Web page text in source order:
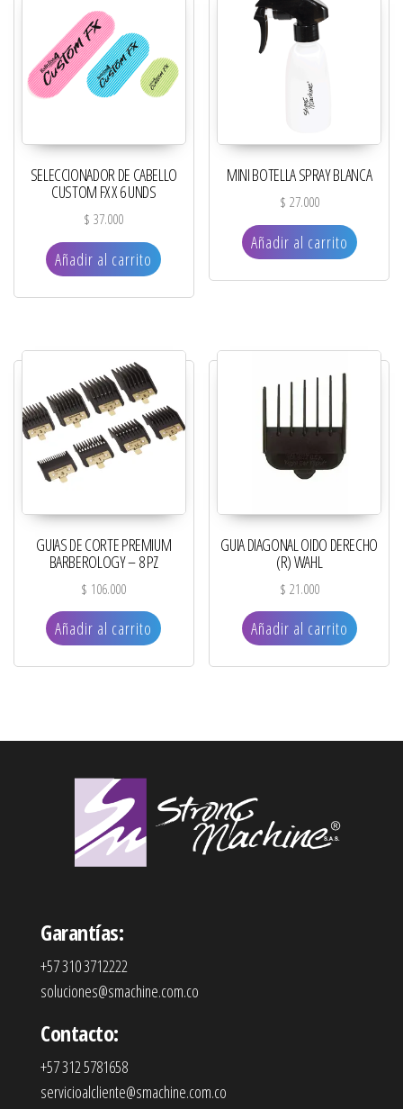
SELECCIONADOR DE CABELLO
CUSTOM FX X 6 UNDS
$ 37.000
Añadir al carrito
MINI BOTELLA SPRAY BLANCA
$ 27.000
Añadir al carrito
GUIAS DE CORTE PREMIUM
BARBEROLOGY – 8 PZ
$ 106.000
Añadir al carrito
GUIA DIAGONAL OIDO DERECHO
(R) WAHL
$ 21.000
Añadir al carrito
Garantías:
+57 310 3712222
soluciones@smachine.com.co
Contacto:
+57 312 5781658
servicioalcliente@smachine.com.co